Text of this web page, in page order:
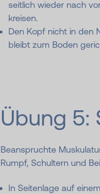
seitlich wieder nach
kreisen.
Den Kopf nicht in den
bleibt zum Boden
Übung 5:
Beanspruchte
Rumpf, Schultern und
In Seitenlage auf